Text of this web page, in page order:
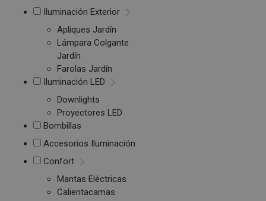
Iluminación Exterior
Apliques Jardín
Lámpara Colgante
Jardín
Farolas Jardín
Iluminación LED
Downlights
Proyectores LED
Bombillas
Accesorios Iluminación
Confort
Mantas Eléctricas
Calientacamas